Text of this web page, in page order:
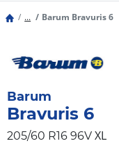
... Barum Bravuris 6
Barum
Bravuris 6
205/60 R16 96V XL